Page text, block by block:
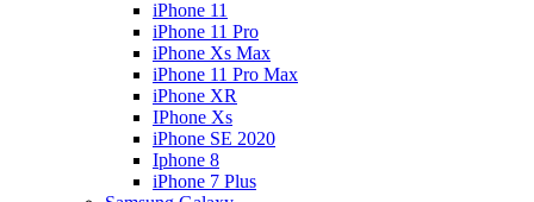
iPhone 11
iPhone 11 Pro
iPhone Xs Max
iPhone 11 Pro Max
iPhone XR
IPhone Xs
iPhone SE 2020
Iphone 8
iPhone 7 Plus